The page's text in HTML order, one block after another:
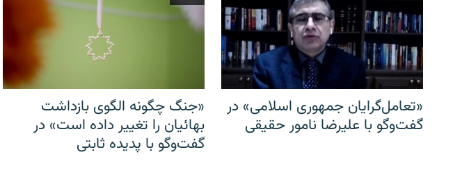
«تعامل‌گرایان جمهوری اسلامی» در
گفت‌وگو با علیرضا نامور حقیقی
«جنگ چگونه الگوی بازداشت
بهائیان را تغییر داده است» در
گفت‌وگو با پدیده ثابتی